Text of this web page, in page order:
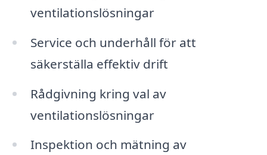
ventilationslösningar
Service och underhåll för att
säkerställa effektiv drift
Rådgivning kring val av
ventilationslösningar
Inspektion och mätning av